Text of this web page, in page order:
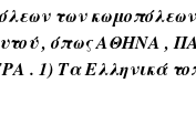
των
, όπως ΑΘΗΝΑ
. 1) Τα Ελληνικά
όπως ( ΚΑΜΠΟΣ ,